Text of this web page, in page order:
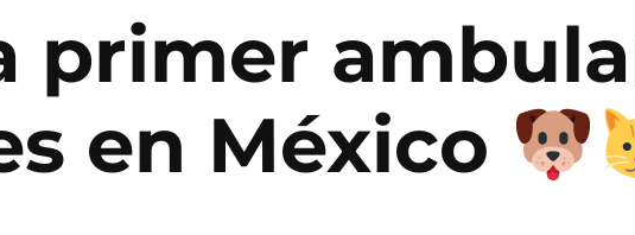
primer
en México